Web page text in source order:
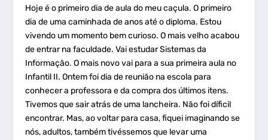
Hoje é o primeiro dia de aula do meu caçula. O primeiro
dia de uma caminhada de anos até o diploma. Estou
vivendo um momento bem curioso. O mais velho acabou
de entrar na faculdade. Vai estudar Sistemas da
Informação. O mais novo vai para a sua primeira aula no
Infantil II. Ontem foi dia de reunião na escola para
conhecer a professora e da compra dos últimos itens.
Tivemos que sair atrás de uma lancheira. Não foi díficil
encontrar. Mas, ao voltar para casa, fiquei imaginando se
nós, adultos, também tivéssemos que levar uma